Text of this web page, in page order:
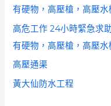
有硬物，高壓槍，高壓水
高危工作 24小時緊急求
有硬物，高壓槍，高壓水
高壓通渠
黃大仙防水工程